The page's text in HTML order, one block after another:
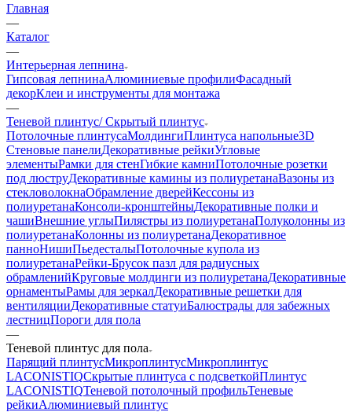
Главная
—
Каталог
—
Интерьерная лепнина
Гипсовая лепнинаАлюминиевые профилиФасадный
декорКлеи и инструменты для монтажа
—
Теневой плинтус/ Скрытый плинтус
Потолочные плинтусаМолдингиПлинтуса напольные3D
Стеновые панелиДекоративные рейкиУгловые
элементыРамки для стенГибкие камниПотолочные розетки
под люструДекоративные камины из полиуретанаВазоны из
стекловолокнаОбрамление дверейКессоны из
полиуретанаКонсоли-кронштейныДекоративные полки и
чашиВнешние углыПилястры из полиуретанаПолуколонны из
полиуретанаКолонны из полиуретанаДекоративное
панноНишиПьедесталыПотолочные купола из
полиуретанаРейки-Брусок пазл для радиусных
обрамленийКруговые молдинги из полиуретанаДекоративные
орнаментыРамы для зеркалДекоративные решетки для
вентиляцииДекоративные статуиБалюстрады для забежных
лестницПороги для пола
—
Теневой плинтус для пола
Парящий плинтусМикроплинтусМикроплинтус
LACONISTIQСкрытые плинтуса с подсветкойПлинтус
LACONISTIQТеневой потолочный профильТеневые
рейкиАлюминиевый плинтус